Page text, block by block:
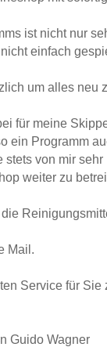
ist nicht nur
einfach
um alles neu
für meine
ein Programm
von mir
weiter zu
Mail.
Service für Sie
Guido Wagner